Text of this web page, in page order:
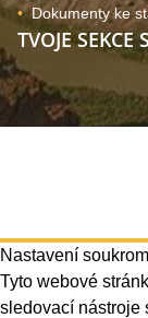
Dokumenty ke
TVOJE
Nastavení
Tyto webové
sledovací nástroje